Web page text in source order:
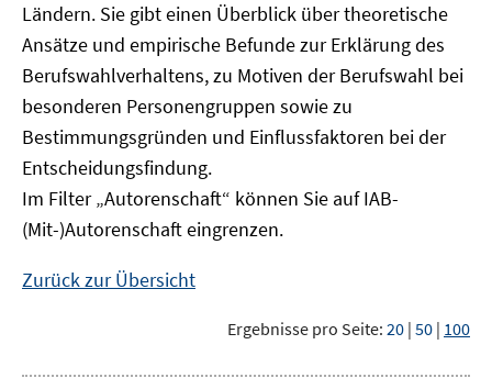
Ländern. Sie gibt einen Überblick über theoretische
Ansätze und empirische Befunde zur Erklärung des
Berufswahlverhaltens, zu Motiven der Berufswahl bei
besonderen Personengruppen sowie zu
Bestimmungsgründen und Einflussfaktoren bei der
Entscheidungsfindung.
Im Filter „Autorenschaft“ können Sie auf IAB-
(Mit-)Autorenschaft eingrenzen.
Zurück zur Übersicht
Ergebnisse pro Seite: 20 | 50 | 100